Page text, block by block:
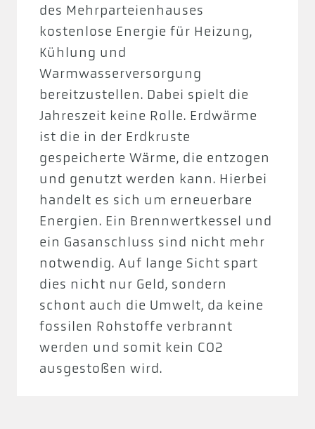
des Mehrparteienhauses
kostenlose Energie für Heizung,
Kühlung und
Warmwasserversorgung
bereitzustellen. Dabei spielt die
Jahreszeit keine Rolle. Erdwärme
ist die in der Erdkruste
gespeicherte Wärme, die entzogen
und genutzt werden kann. Hierbei
handelt es sich um erneuerbare
Energien. Ein Brennwertkessel und
ein Gasanschluss sind nicht mehr
notwendig. Auf lange Sicht spart
dies nicht nur Geld, sondern
schont auch die Umwelt, da keine
fossilen Rohstoffe verbrannt
werden und somit kein CO2
ausgestoßen wird.